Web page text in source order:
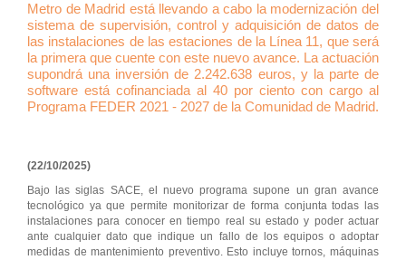
Metro de Madrid está llevando a cabo la modernización del
sistema de supervisión, control y adquisición de datos de
las instalaciones de las estaciones de la Línea 11, que será
la primera que cuente con este nuevo avance. La actuación
supondrá una inversión de 2.242.638 euros, y la parte de
software está cofinanciada al 40 por ciento con cargo al
Programa FEDER 2021 - 2027 de la Comunidad de Madrid.
(22/10/2025)
Bajo las siglas SACE, el nuevo programa supone un gran avance
tecnológico ya que permite monitorizar de forma conjunta todas las
instalaciones para conocer en tiempo real su estado y poder actuar
ante cualquier dato que indique un fallo de los equipos o adoptar
medidas de mantenimiento preventivo. Esto incluye tornos, máquinas